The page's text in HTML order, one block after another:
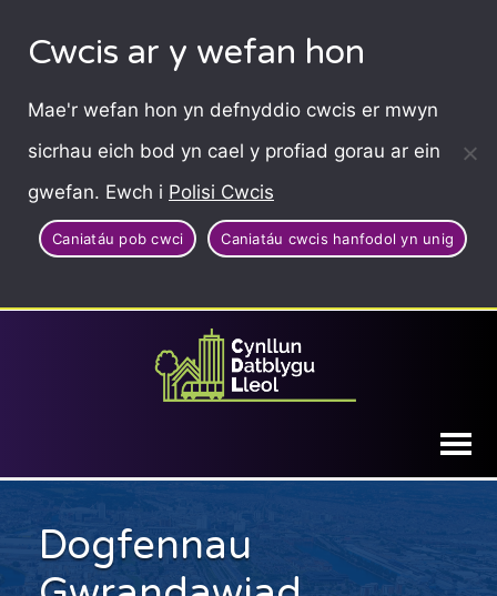
Cwcis ar y wefan hon
Mae'r wefan hon yn defnyddio cwcis er mwyn
sicrhau eich bod yn cael y profiad gorau ar ein
gwefan. Ewch i Polisi Cwcis
Caniatáu pob cwci Caniatáu cwcis hanfodol yn unig
Dogfennau